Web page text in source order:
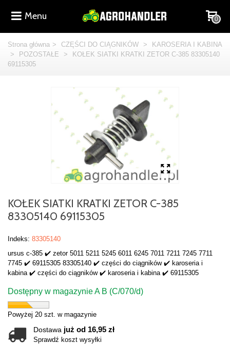
Menu 0
Strona główna > CZĘŚCI DO CIĄGNIKÓW >
KAROSERIA I KABINA
>
POZOSTAŁE >
KOŁEK SIATKI KRATKI ZETOR C-385 83305140
69115305
KOŁEK SIATKI KRATKI ZETOR C-385
83305140 69115305
Indeks: 83305140
ursus c-385 ✔️ zetor 5011 5211 5245 6011 6245 7011 7211 7245 7711
7745 ✔️ 69115305 83305140 ✔️ części do ciągników ✔️ karoseria i
kabina ✔️ części do ciągników ✔️ karoseria i kabina ✔️ 69115305
Dostępny w magazynie A B (C/070/d)
Powyżej 20 szt. w magazynie
Dostawa już od 16,95 zł
Sprawdź koszt wysyłki